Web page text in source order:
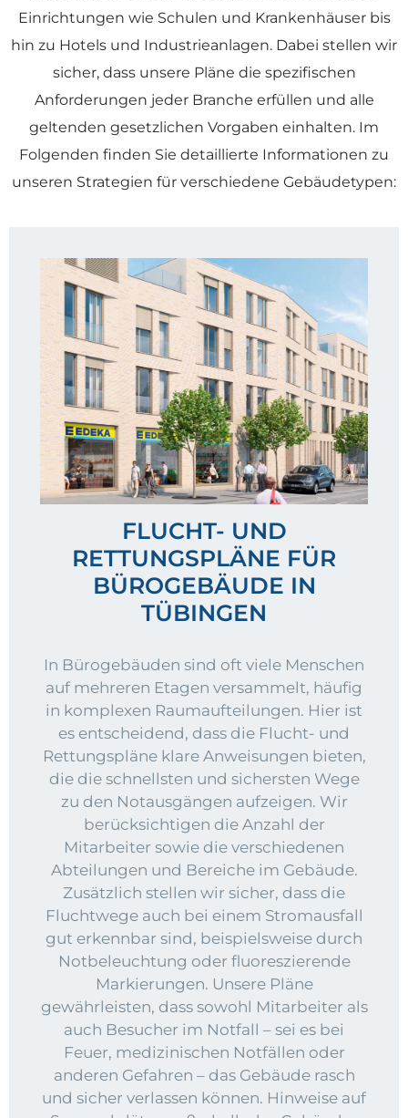
Einrichtungen wie Schulen und Krankenhäuser bis
hin zu Hotels und Industrieanlagen. Dabei stellen wir
sicher, dass unsere Pläne die spezifischen
Anforderungen jeder Branche erfüllen und alle
geltenden gesetzlichen Vorgaben einhalten. Im
Folgenden finden Sie detaillierte Informationen zu
unseren Strategien für verschiedene Gebäudetypen:
FLUCHT- UND
RETTUNGSPLÄNE FÜR
BÜROGEBÄUDE IN
TÜBINGEN
In Bürogebäuden sind oft viele Menschen
auf mehreren Etagen versammelt, häufig
in komplexen Raumaufteilungen. Hier ist
es entscheidend, dass die Flucht- und
Rettungspläne klare Anweisungen bieten,
die die schnellsten und sichersten Wege
zu den Notausgängen aufzeigen. Wir
berücksichtigen die Anzahl der
Mitarbeiter sowie die verschiedenen
Abteilungen und Bereiche im Gebäude.
Zusätzlich stellen wir sicher, dass die
Fluchtwege auch bei einem Stromausfall
gut erkennbar sind, beispielsweise durch
Notbeleuchtung oder fluoreszierende
Markierungen. Unsere Pläne
gewährleisten, dass sowohl Mitarbeiter als
auch Besucher im Notfall – sei es bei
Feuer, medizinischen Notfällen oder
anderen Gefahren – das Gebäude rasch
und sicher verlassen können. Hinweise auf